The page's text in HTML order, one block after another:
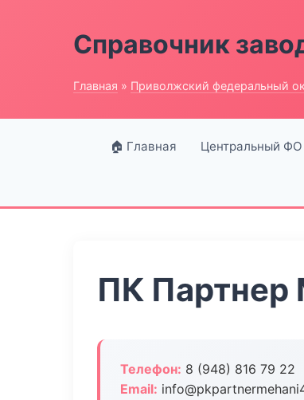
Справочник
Главная » Приволжский федеральный
🏠 Главная Центральный ФО
ПК Партнер
Телефон: 8 (948) 816 79 22
Email: